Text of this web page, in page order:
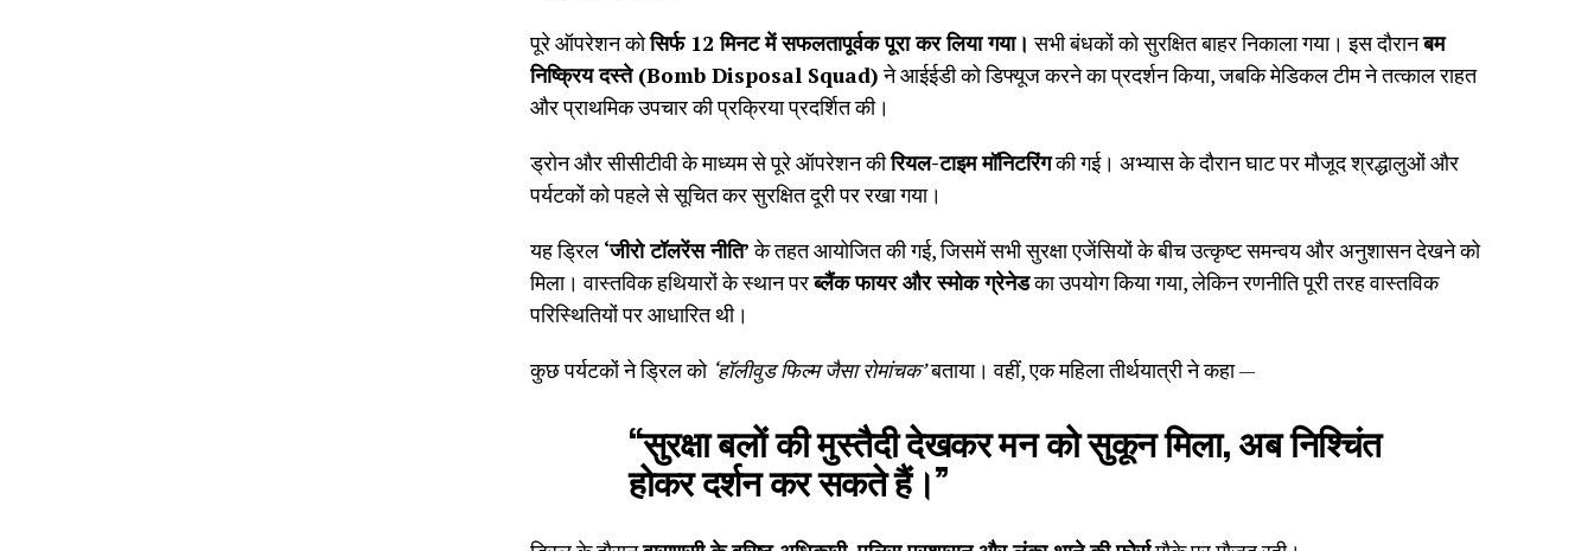
पूरे ऑपरेशन कोसिर्फ 12 मिनट में सफलतापूर्वक पूरा कर लिया गया। सभी बंधकों को सुरक्षित बाहर निकाला गया। इस दौरानबम
निष्क्रिय दस्ते (Bomb Disposal Squad)ने आईईडी को डिफ्यूज करने का प्रदर्शन किया, जबकि मेडिकल टीम ने तत्काल राहत
और प्राथमिक उपचार की प्रक्रिया प्रदर्शित की।
ड्रोन और सीसीटीवी के माध्यम से पूरे ऑपरेशन कीरियल-टाइम मॉनिटरिंगकी गई। अभ्यास के दौरान घाट पर मौजूद श्रद्धालुओं और
पर्यटकों को पहले से सूचित कर सुरक्षित दूरी पर रखा गया।
यह ड्रिल ‘जीरो टॉलरेंस नीति’के तहत आयोजित की गई, जिसमें सभी सुरक्षा एजेंसियों के बीच उत्कृष्ट समन्वय और अनुशासन देखने को
मिला। वास्तविक हथियारों के स्थान परब्लैंक फायर और स्मोक ग्रेनेडका उपयोग किया गया, लेकिन रणनीति पूरी तरह वास्तविक
परिस्थितियों पर आधारित थी।
कुछ पर्यटकों ने ड्रिल को ‘हॉलीवुड फिल्म जैसा रोमांचक’बताया। वहीं, एक महिला तीर्थयात्री ने कहा —
“सुरक्षा बलों की मुस्तैदी देखकर मन को सुकून मिला, अब निश्चिंत
होकर दर्शन कर सकते हैं।”